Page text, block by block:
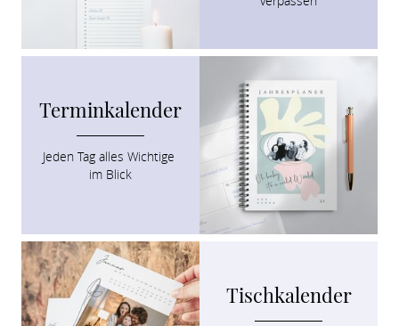
Terminkalender
Jeden Tag alles Wichtige
im Blick
Tischkalender